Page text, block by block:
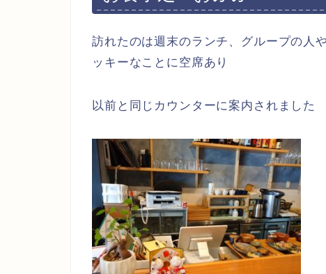
訪れたのは週末のランチ、グループの人
ッキーなことに空席あり
以前と同じカウンターに案内されました